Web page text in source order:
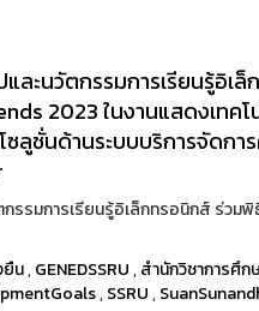
ละนวัตกรรมการเรียนรู้อิเ
2023 ในงานแสดงเทคโ
ลูชั่นด้านระบบบริการจัดกา
รรมการเรียนรู้อิเล็กทรอนิกส์ ร่วม
ยืน,GENEDSSRU,สำนักวิชาการศึก
,SSRU,